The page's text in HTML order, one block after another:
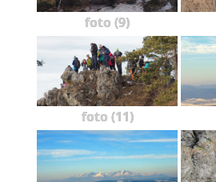
foto (9)
foto (11)